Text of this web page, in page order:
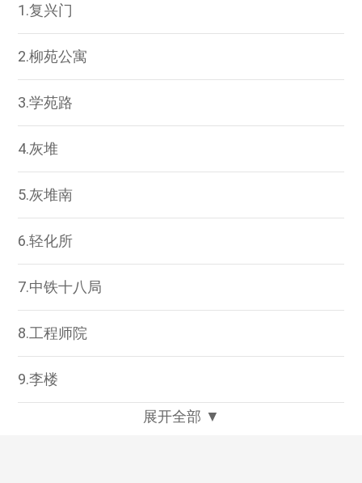
1.复兴门
2.柳苑公寓
3.学苑路
4.灰堆
5.灰堆南
6.轻化所
7.中铁十八局
8.工程师院
9.李楼
展开全部 ▼